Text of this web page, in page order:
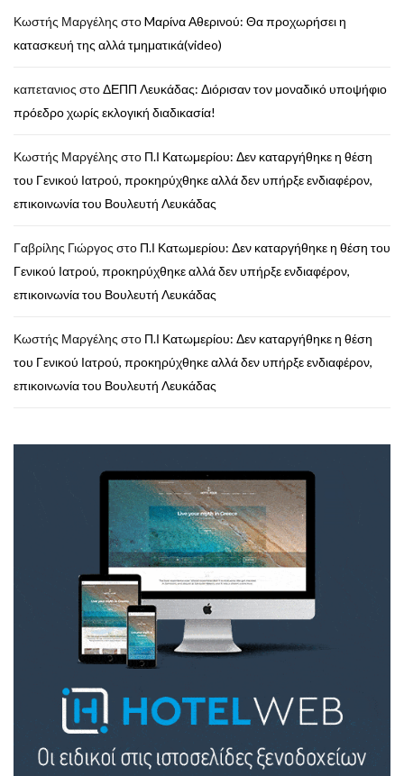
Κωστής Μαργέλης στοMαρίνα Αθερινού: Θα προχωρήσει η
κατασκευή της αλλά τμηματικά(video)
καπετανιος στοΔΕΠΠ Λευκάδας: Διόρισαν τον μοναδικό υποψήφιο
πρόεδρο χωρίς εκλογική διαδικασία!
Κωστής Μαργέλης στο Π.Ι Κατωμερίου: Δεν καταργήθηκε η θέση
του Γενικού Ιατρού, προκηρύχθηκε αλλά δεν υπήρξε ενδιαφέρον,
επικοινωνία του Βουλευτή Λευκάδας
Γαβρίλης Γιώργος στο Π.Ι Κατωμερίου: Δεν καταργήθηκε η θέση του
Γενικού Ιατρού, προκηρύχθηκε αλλά δεν υπήρξε ενδιαφέρον,
επικοινωνία του Βουλευτή Λευκάδας
Κωστής Μαργέλης στο Π.Ι Κατωμερίου: Δεν καταργήθηκε η θέση
του Γενικού Ιατρού, προκηρύχθηκε αλλά δεν υπήρξε ενδιαφέρον,
επικοινωνία του Βουλευτή Λευκάδας